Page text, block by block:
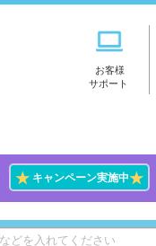
お客様
サポート
★キャンペーン実施中★